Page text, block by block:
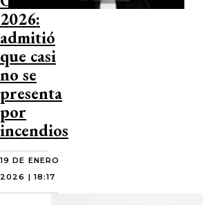
2026:
admitió
que casi
no se
presenta
por
incendios
19 DE ENERO
2026 | 18:17